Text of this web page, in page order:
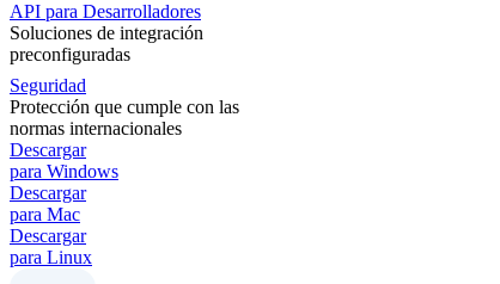
API para Desarrolladores
Soluciones de integración
preconfiguradas
Seguridad
Protección que cumple con las
normas internacionales
Descargar
para Windows
Descargar
para Mac
Descargar
para Linux